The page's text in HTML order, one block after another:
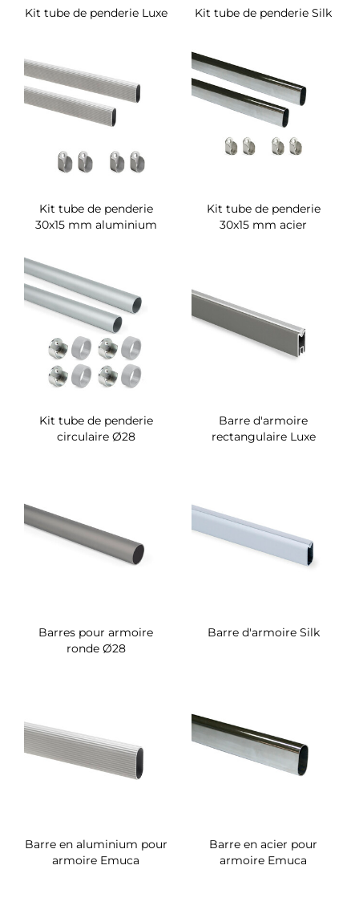
Kit tube de penderie Luxe Kit tube de penderie Silk
Kit tube de penderie
30x15 mm aluminium
Kit tube de penderie
30x15 mm acier
Kit tube de penderie
circulaire Ø28
Barre d'armoire
rectangulaire Luxe
Barres pour armoire
ronde Ø28
Barre d'armoire Silk
Barre en aluminium pour
armoire Emuca
Barre en acier pour
armoire Emuca